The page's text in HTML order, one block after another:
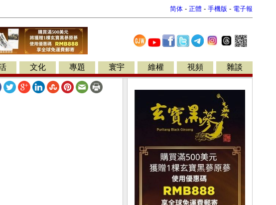
简体 - 正體 - 手機版 - 電子報
文化 專題 寰宇 維權 視頻 雜談